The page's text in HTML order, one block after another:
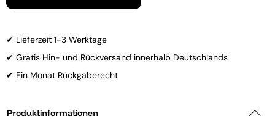
✔ Lieferzeit 1-3 Werktage
✔ Gratis Hin- und Rückversand innerhalb Deutschlands
✔ Ein Monat Rückgaberecht
Produktinformationen